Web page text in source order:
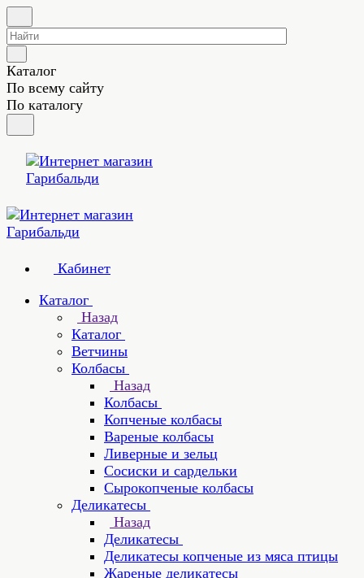
Каталог
По всему сайту
По каталогу
Кабинет
Каталог
Назад
Каталог
Ветчины
Колбасы
Назад
Колбасы
Копченые колбасы
Вареные колбасы
Ливерные и зельц
Сосиски и сардельки
Сырокопченые колбасы
Деликатесы
Назад
Деликатесы
Деликатесы копченые из мяса птицы
Жареные деликатесы